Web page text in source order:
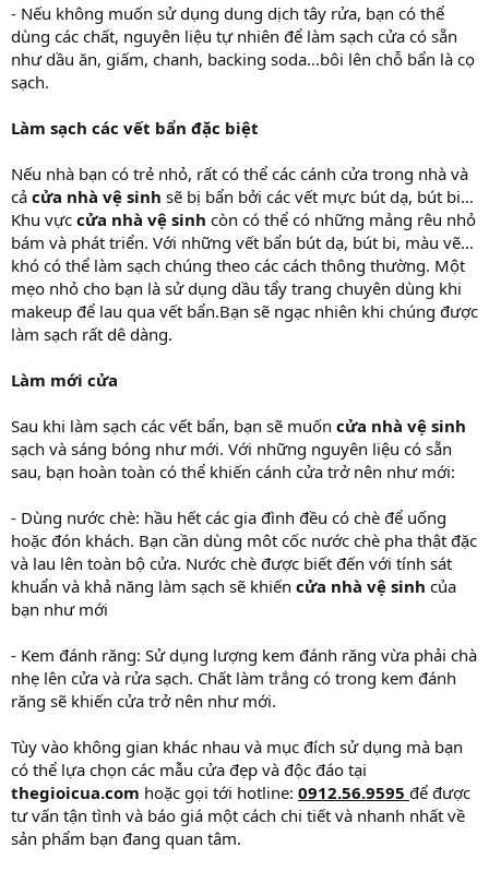
- Nếu không muốn sử dụng dung dịch tây rửa, bạn có thể
dùng các chất, nguyên liệu tự nhiên để làm sạch cửa có sẵn
như dầu ăn, giấm, chanh, backing soda…bôi lên chỗ bẩn là cọ
sạch.
Làm sạch các vết bẩn đặc biệt
Nếu nhà bạn có trẻ nhỏ, rất có thể các cánh cửa trong nhà và
cả cửa nhà vệ sinh sẽ bị bẩn bởi các vết mực bút dạ, bút bi…
Khu vực cửa nhà vệ sinh còn có thể có những mảng rêu nhỏ
bám và phát triển. Với những vết bẩn bút dạ, bút bi, màu vẽ…
khó có thể làm sạch chúng theo các cách thông thường. Một
mẹo nhỏ cho bạn là sử dụng dầu tẩy trang chuyên dùng khi
makeup để lau qua vết bẩn.Bạn sẽ ngạc nhiên khi chúng được
làm sạch rất dê dàng.
Làm mới cửa
Sau khi làm sạch các vết bẩn, bạn sẽ muốn cửa nhà vệ sinh
sạch và sáng bóng như mới. Với những nguyên liệu có sẵn
sau, bạn hoàn toàn có thể khiến cánh cửa trở nên như mới:
- Dùng nước chè: hầu hết các gia đình đều có chè để uống
hoặc đón khách. Bạn cần dùng môt cốc nước chè pha thật đặc
và lau lên toàn bộ cửa. Nước chè được biết đến với tính sát
khuẩn và khả năng làm sạch sẽ khiến cửa nhà vệ sinh của
bạn như mới
- Kem đánh răng: Sử dụng lượng kem đánh răng vừa phải chà
nhẹ lên cửa và rửa sạch. Chất làm trắng có trong kem đánh
răng sẽ khiến cửa trở nên như mới.
Tùy vào không gian khác nhau và mục đích sử dụng mà bạn
có thể lựa chọn các mẫu cửa đẹp và độc đáo tại
thegioicua.com hoặc gọi tới hotline: 0912.56.9595 để được
tư vấn tận tình và báo giá một cách chi tiết và nhanh nhất về
sản phẩm bạn đang quan tâm.